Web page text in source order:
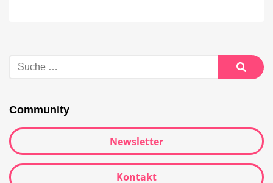
Community
Newsletter
Kontakt